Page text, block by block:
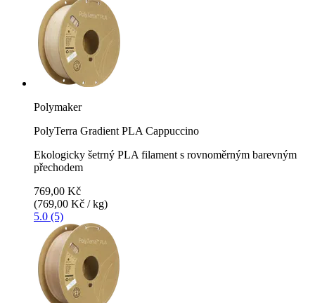
Polymaker
PolyTerra Gradient PLA Cappuccino
Ekologicky šetrný PLA filament s rovnoměrným barevným
přechodem
769,00 Kč
(769,00 Kč / kg)
5.0 (5)